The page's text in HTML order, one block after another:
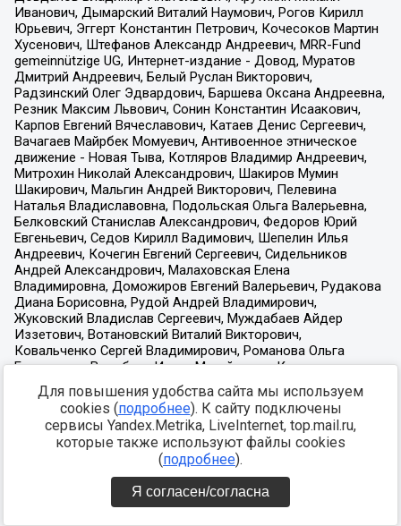
Для повышения удобства сайта мы используем
cookies (подробнее). К сайту подключены
сервисы Yandex.Metrika, LiveInternet, top.mail.ru,
которые также используют файлы cookies
(подробнее).
Я согласен/согласна